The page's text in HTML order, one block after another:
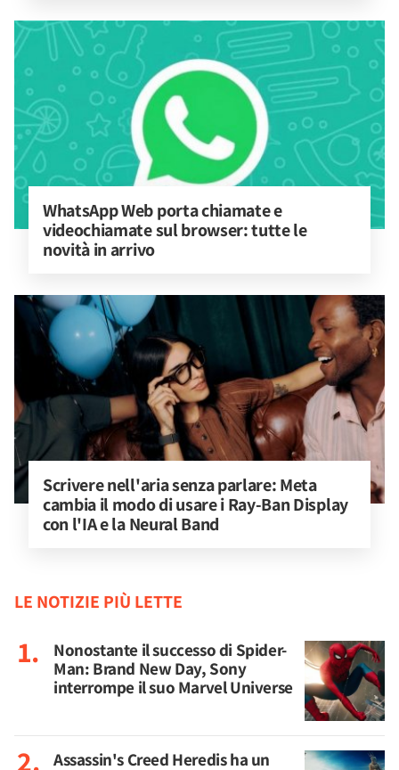
WhatsApp Web porta chiamate e
videochiamate sul browser: tutte le
novità in arrivo
Scrivere nell'aria senza parlare: Meta
cambia il modo di usare i Ray-Ban Display
con l'IA e la Neural Band
LE NOTIZIE PIÙ LETTE
Nonostante il successo di Spider-
Man: Brand New Day, Sony
interrompe il suo Marvel Universe
Assassin's Creed Heredis ha un